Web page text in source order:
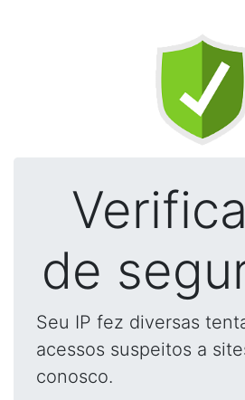
de
Seu IP fez diversas
acessos suspeitos a
conosco.